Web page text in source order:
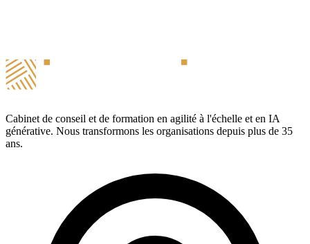
Cabinet de conseil et de formation en agilité à l'échelle et en IA
générative. Nous transformons les organisations depuis plus de 35
ans.